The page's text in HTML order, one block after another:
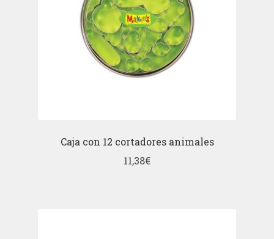
Caja con 12 cortadores animales
11,38€